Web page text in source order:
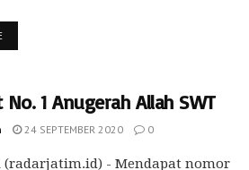
No. 1 Anugerah Allah SWT
24 SEPTEMBER 2020 0
(radarjatim.id) - Mendapat nomor